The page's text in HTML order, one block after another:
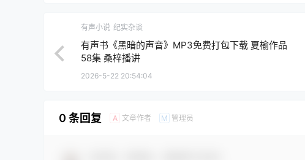
有声小说 纪实杂谈
有声书《黑暗的声音》MP3免费打包下载 夏榆作品
58集 桑梓播讲
2026-5-22 20:54:04
0 条回复 A 文章作者 M 管理员